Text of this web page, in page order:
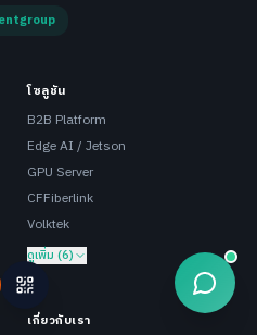
โซลูชัน
B2B Platform
Edge AI / Jetson
GPU Server
CFFiberlink
Volktek
ดูเพิ่ม (6)
เกี่ยวกับเรา